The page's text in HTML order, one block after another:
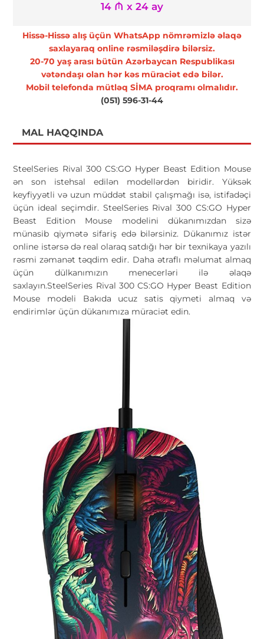
14 ₼ x 24 ay
Hissə-Hissə alış üçün WhatsApp nömrəmizlə əlaqə
saxlayaraq online rəsmiləşdirə bilərsiz.
20-70 yaş arası bütün Azərbaycan Respublikası
vətəndaşı olan hər kəs müraciət edə bilər.
Mobil telefonda mütləq SİMA proqramı olmalıdır.
(051) 596-31-44
MAL HAQQINDA
SteelSeries Rival 300 CS:GO Hyper Beast Edition Mouse
ən son istehsal edilən modellərdən biridir. Yüksək
keyfiyyətli və uzun müddət stabil çalışmağı isə, istifadəçi
üçün ideal seçimdir. SteelSeries Rival 300 CS:GO Hyper
Beast Edition Mouse modelini dükanımızdan sizə
münasib qiymətə sifariş edə bilərsiniz. Dükanımız istər
online istərsə də real olaraq satdığı hər bir texnikaya yazılı
rəsmi zəmanət təqdim edir. Daha ətraflı məlumat almaq
üçün dülkanımızın menecerləri ilə əlaqə
saxlayın.SteelSeries Rival 300 CS:GO Hyper Beast Edition
Mouse modeli Bakıda ucuz satis qiymeti almaq və
endirimlər üçün dükanımıza müraciət edin.